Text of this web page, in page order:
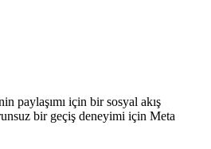
paylaşımı için bir sosyal akış
bir geçiş deneyimi için Meta